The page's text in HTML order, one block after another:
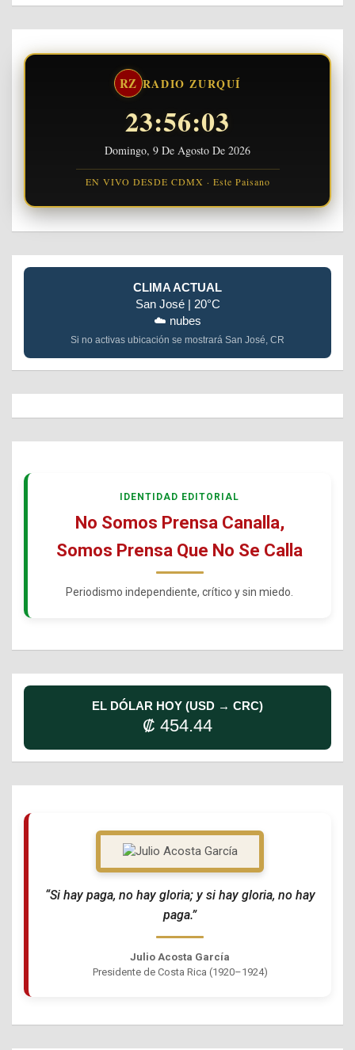
RZ RADIO ZURQUÍ
23:56:04
Domingo, 9 De Agosto De 2026
EN VIVO DESDE CDMX · Este Paisano
CLIMA ACTUAL
San José | 20°C
☁️ nubes
Si no activas ubicación se mostrará San José, CR
IDENTIDAD EDITORIAL
No Somos Prensa Canalla,
Somos Prensa Que No Se Calla
Periodismo independiente, crítico y sin miedo.
EL DÓLAR HOY (USD → CRC)
₡ 454.44
“Si hay paga, no hay gloria; y si hay gloria, no hay
paga.”
Julio Acosta García
Presidente de Costa Rica (1920–1924)